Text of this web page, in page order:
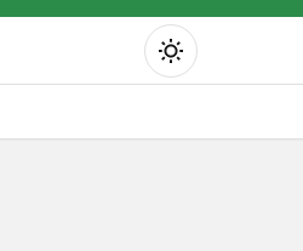
Mod
değiştir